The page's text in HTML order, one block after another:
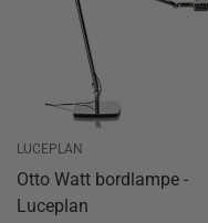
LUCEPLAN
Otto Watt bordlampe -
Luceplan